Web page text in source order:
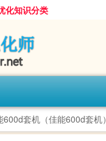
化知识分类
600d套机（佳能600d套机）